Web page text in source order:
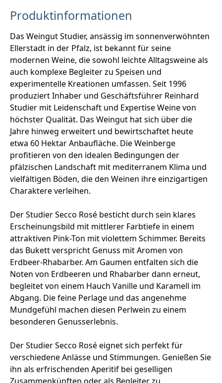
Produktinformationen
Das Weingut Studier, ansässig im sonnenverwöhnten
Ellerstadt in der Pfalz, ist bekannt für seine
modernen Weine, die sowohl leichte Alltagsweine als
auch komplexe Begleiter zu Speisen und
experimentelle Kreationen umfassen. Seit 1996
produziert Inhaber und Geschäftsführer Reinhard
Studier mit Leidenschaft und Expertise Weine von
höchster Qualität. Das Weingut hat sich über die
Jahre hinweg erweitert und bewirtschaftet heute
etwa 60 Hektar Anbaufläche. Die Weinberge
profitieren von den idealen Bedingungen der
pfälzischen Landschaft mit mediterranem Klima und
vielfältigen Böden, die den Weinen ihre einzigartigen
Charaktere verleihen.
Der Studier Secco Rosé besticht durch sein klares
Erscheinungsbild mit mittlerer Farbtiefe in einem
attraktiven Pink-Ton mit violettem Schimmer. Bereits
das Bukett verspricht Genuss mit Aromen von
Erdbeer-Rhabarber. Am Gaumen entfalten sich die
Noten von Erdbeeren und Rhabarber dann erneut,
begleitet von einem Hauch Vanille und Karamell im
Abgang. Die feine Perlage und das angenehme
Mundgefühl machen diesen Perlwein zu einem
besonderen Genusserlebnis.
Der Studier Secco Rosé eignet sich perfekt für
verschiedene Anlässe und Stimmungen. Genießen Sie
ihn als erfrischenden Aperitif bei geselligen